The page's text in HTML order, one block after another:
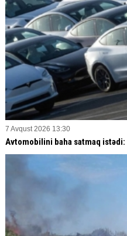
7 Avqust 2026 13:30
Avtomobilini baha satmaq istədi: